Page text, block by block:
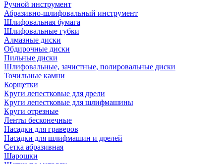
Ручной инструмент
Абразивно-шлифовальный инструмент
Шлифовальная бумага
Шлифовальные губки
Алмазные диски
Обдирочные диски
Пильные диски
Шлифовальные, зачистные, полировальные диски
Точильные камни
Корщетки
Круги лепестковые для дрели
Круги лепестковые для шлифмашины
Круги отрезные
Ленты бесконечные
Насадки для граверов
Насадки для шлифмашин и дрелей
Сетка абразивная
Шарошки